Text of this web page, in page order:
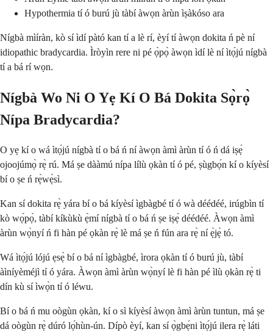
Hypothermia tí ó burú jù tàbí àwọn àrùn ìṣàkóso ara
Nígbà mìíràn, kò sí ìdí pàtó kan tí a lè rí, èyí tí àwọn dokita ń pè ní
idiopathic bradycardia. Ìròyìn rere ni pé ọ̀pọ̀ àwọn ìdí lè ní ìtọ́jú nígbà
tí a bá rí wọn.
Nígbà Wo Ni O Yẹ Kí O Bá Dokita Sọ̀rọ̀
Nípa Bradycardia?
O yẹ kí o wá ìtọ́jú nígbà tí o bá ń ní àwọn àmì àrùn tí ó ń dá iṣẹ́
ojoojúmọ̀ rẹ̀ rú. Má ṣe dààmú nípa lílù ọkàn tí ó pé, ṣùgbọ́n kí o kíyèsí
bí o ṣe ń rẹ̀wẹ̀sì.
Kan sí dokita rẹ̀ yára bí o bá kíyèsí ìgbàgbé tí ó wà déédéé, irúgbìn tí
kò wọ́pọ̀, tàbí kíkùkù ẹ̀mí nígbà tí o bá ń ṣe iṣẹ́ déédéé. Àwọn àmì
àrùn wọ̀nyí ń fi hàn pé ọkàn rẹ̀ lè má ṣe ń fún ara rẹ̀ ní ẹ̀jẹ̀ tó.
Wá ìtọ́jú lójú ẹsẹ̀ bí o bá ní ìgbàgbé, ìrora ọkàn tí ó burú jù, tàbí
àìníyèméjì tí ó yára. Àwọn àmì àrùn wọ̀nyí lè fi hàn pé ìlù ọkàn rẹ̀ ti
dín kù sí ìwọ̀n tí ó léwu.
Bí o bá ń mu oògùn ọkàn, kí o sì kíyèsí àwọn àmì àrùn tuntun, má ṣe
dá oògùn rẹ̀ dúró lọ́hùn-ún. Dípò èyí, kan sí ọ̀gbẹ́ni ìtọ́jú ilera rẹ̀ láti